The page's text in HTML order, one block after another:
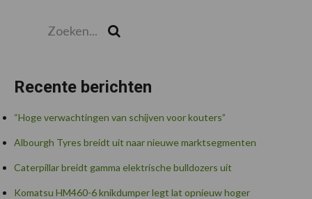
Recente berichten
“Hoge verwachtingen van schijven voor kouters”
Albourgh Tyres breidt uit naar nieuwe marktsegmenten
Caterpillar breidt gamma elektrische bulldozers uit
Komatsu HM460-6 knikdumper legt lat opnieuw hoger